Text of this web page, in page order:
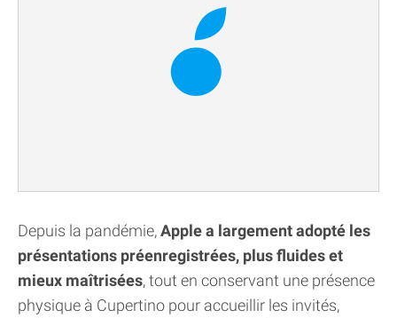
Depuis la pandémie,Apple a largement adopté les
présentations préenregistrées, plus fluides et
mieux maîtrisées, tout en conservant une présence
physique à Cupertino pour accueillir les invités,